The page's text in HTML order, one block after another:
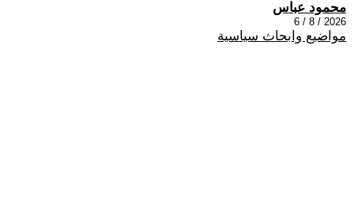
محمود عباس
2026 / 8 / 6
مواضيع وابحاث سياسية